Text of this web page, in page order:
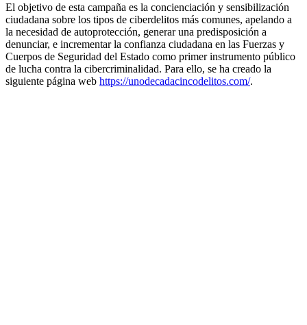
El objetivo de esta campaña es la concienciación y sensibilización
ciudadana sobre los tipos de ciberdelitos más comunes, apelando a
la necesidad de autoprotección, generar una predisposición a
denunciar, e incrementar la confianza ciudadana en las Fuerzas y
Cuerpos de Seguridad del Estado como primer instrumento público
de lucha contra la cibercriminalidad. Para ello, se ha creado la
siguiente página web https://unodecadacincodelitos.com/.